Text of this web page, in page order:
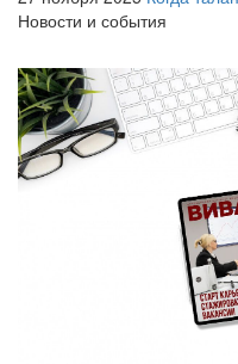
Новости и события